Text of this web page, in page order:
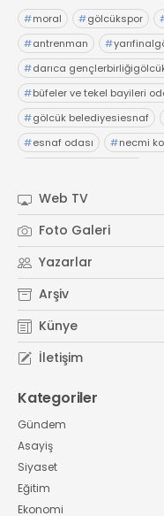
#moral #gölcükspor
#antrenman #
#darıca
#büfeler ve tekel bayileri
#gölcük belediyesiesnaf
#esnaf odası #necmi
Web TV
Foto Galeri
Yazarlar
Arşiv
Künye
İletişim
Kategoriler
Gündem
Asayiş
Siyaset
Eğitim
Ekonomi